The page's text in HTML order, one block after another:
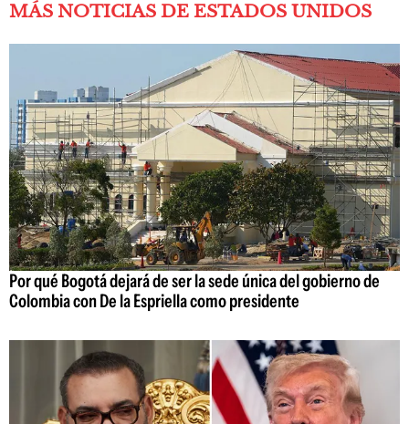
MÁS NOTICIAS DE ESTADOS UNIDOS
Por qué Bogotá dejará de ser la sede única del gobierno de
Colombia con De la Espriella como presidente